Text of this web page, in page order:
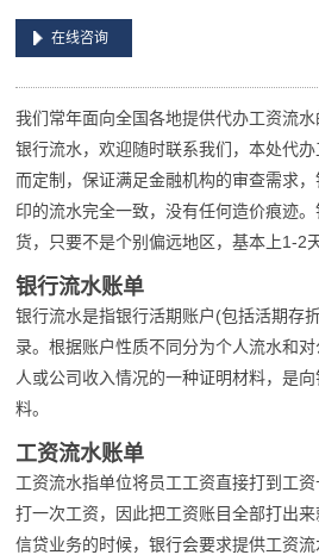
在线咨询
我们常年面向全国各地提供代办工资流
银行流水，欢迎随时联系我们，本处代
而定制，保证满足金融机构的审查需求
印的流水完全一致，没有任何造价痕迹
货，只要不是个别偏远地区，基本上1-2
银行流水账单
银行流水是指银行活期账户(包括活期存
录。根据账户性质不同分为个人流水和
人或公司收入情况的一种证明材料，是
料。
工资流水账单
工资流水指单位将员工工资直接打到工
打一次工资，因此把工资账目全部打出
信贷业务的时候，银行会要求提供工资